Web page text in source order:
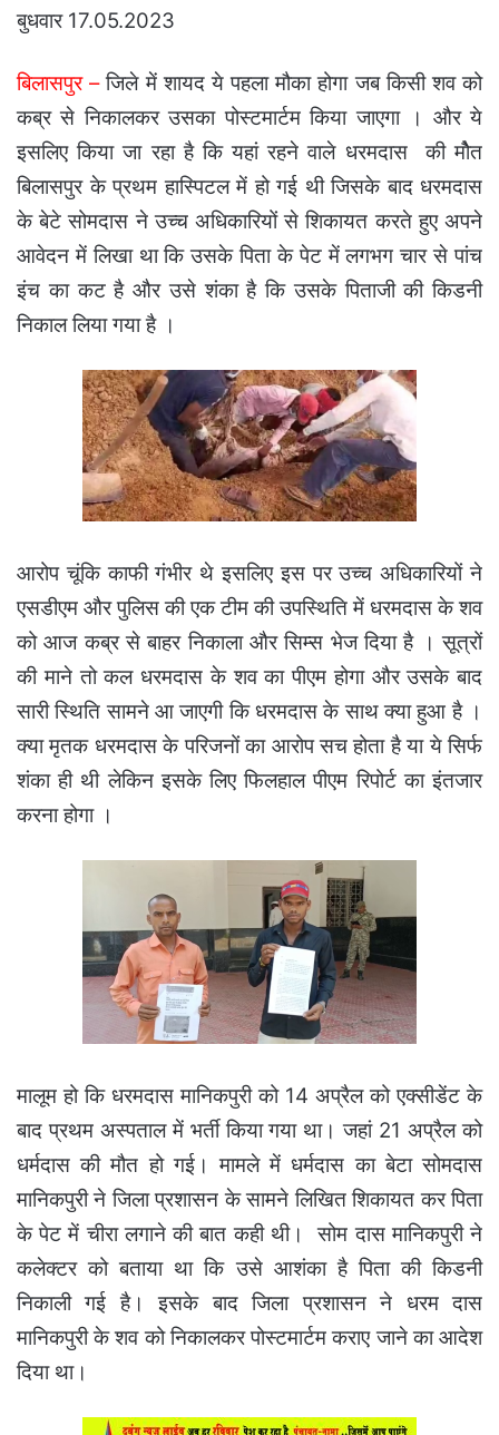
बुधवार 17.05.2023
बिलासपुर –जिले में शायद ये पहला मौका होगा जब किसी शव को
कब्र से निकालकर उसका पोस्टमार्टम किया जाएगा । और ये
इसलिए किया जा रहा है कि यहां रहने वाले धरमदास की मोैत
बिलासपुर के प्रथम हास्पिटल में हो गई थी जिसके बाद धरमदास
के बेटे सोमदास ने उच्च अधिकारियों से शिकायत करते हुए अपने
आवेदन में लिखा था कि उसके पिता के पेट में लगभग चार से पांच
इंच का कट है और उसे शंका है कि उसके पिताजी की किडनी
निकाल लिया गया है ।
आरोप चूंकि काफी गंभीर थे इसलिए इस पर उच्च अधिकारियों ने
एसडीएम और पुलिस की एक टीम की उपस्थिति में धरमदास के शव
को आज कब्र से बाहर निकाला और सिम्स भेज दिया है । सूत्रों
की माने तो कल धरमदास के शव का पीएम होगा और उसके बाद
सारी स्थिति सामने आ जाएगी कि धरमदास के साथ क्या हुआ है ।
क्या मृतक धरमदास के परिजनों का आरोप सच होता है या ये सिर्फ
शंका ही थी लेकिन इसके लिए फिलहाल पीएम रिपोर्ट का इंतजार
करना होगा ।
मालूम हो कि धरमदास मानिकपुरी को 14 अप्रैल को एक्सीडेंट के
बाद प्रथम अस्पताल में भर्ती किया गया था। जहां 21 अप्रैल को
धर्मदास की मौत हो गई। मामले में धर्मदास का बेटा सोमदास
मानिकपुरी ने जिला प्रशासन के सामने लिखित शिकायत कर पिता
के पेट में चीरा लगाने की बात कही थी।सोम दास मानिकपुरी ने
कलेक्टर को बताया था कि उसे आशंका है पिता की किडनी
निकाली गई है। इसके बाद जिला प्रशासन ने धरम दास
मानिकपुरी के शव को निकालकर पोस्टमार्टम कराए जाने का आदेश
दिया था।